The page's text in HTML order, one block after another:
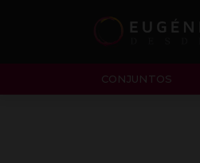
CONJUNTOS